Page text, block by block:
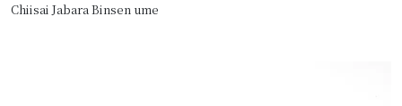
Chiisai Jabara Binsen ume